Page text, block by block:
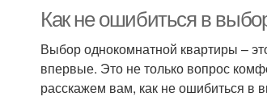
Как не ошибиться в
Выбор однокомнатной квартиры –
впервые. Это не только вопрос
расскажем вам, как не ошибиться в